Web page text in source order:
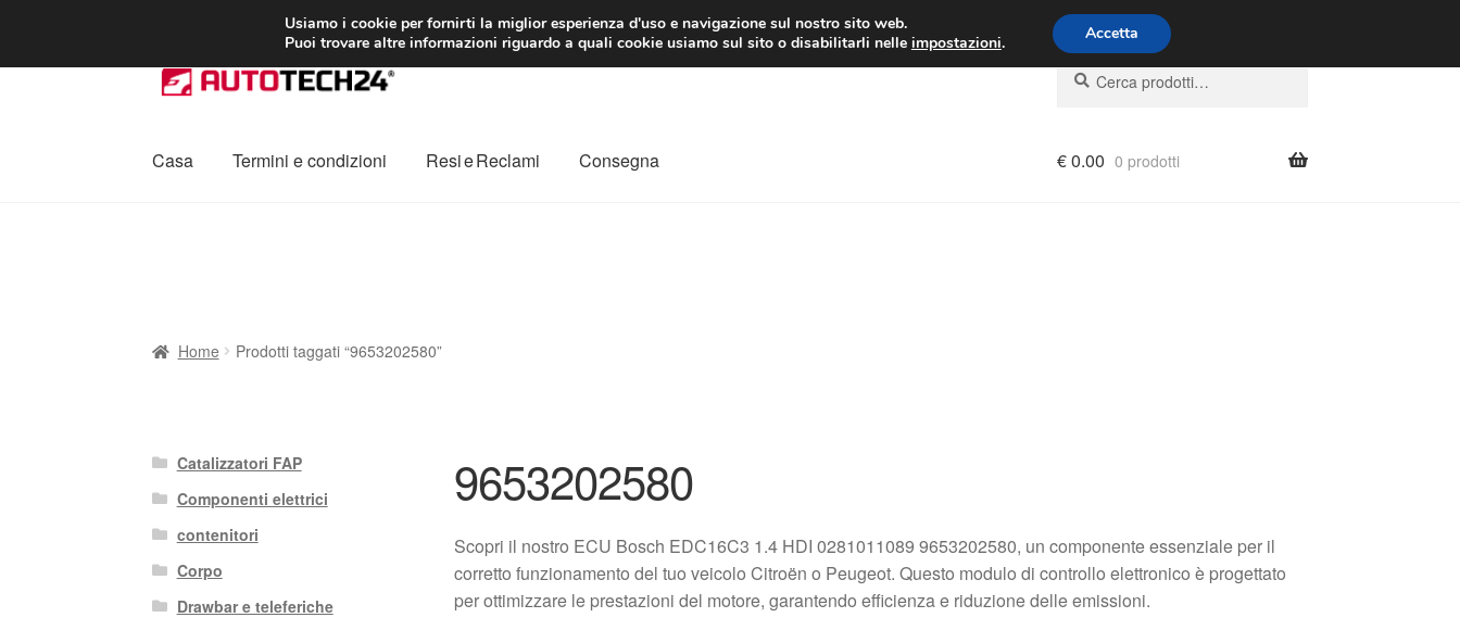
CONSEGNA da 7 EUR Lun-Ven 9:00 - 16:00 800 580 290
Vai
alla
Vai
al
Cerca:
Cerca
Casa Termini e condizioni Resi e Reclami Consegna €0.00 0 prodotti
Home Prodotti taggati “9653202580”
9653202580
Scopri il nostro ECU Bosch EDC16C3 1.4 HDI 0281011089 9653202580, un componente essenziale per il
corretto funzionamento del tuo veicolo Citroën o Peugeot. Questo modulo di controllo elettronico è progettato
per ottimizzare le prestazioni del motore, garantendo efficienza e riduzione delle emissioni.
Catalizzatori FAP
Componenti elettrici
contenitori
Corpo
Drawbar e teleferiche
Usiamo i cookie per fornirti la miglior esperienza d'uso e navigazione sul nostro sito web.
Puoi trovare altre informazioni riguardo a quali cookie usiamo sul sito o disabilitarli nelle impostazioni. Accetta